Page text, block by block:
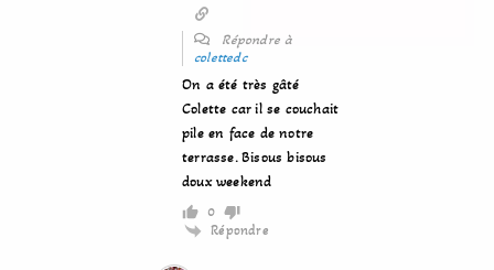
Répondre à
colettedc
On a été très gâté
Colette car il se couchait
pile en face de notre
terrasse. Bisous bisous
doux weekend
0
Répondre